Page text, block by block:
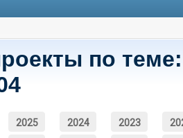
по
2025 2024 2023